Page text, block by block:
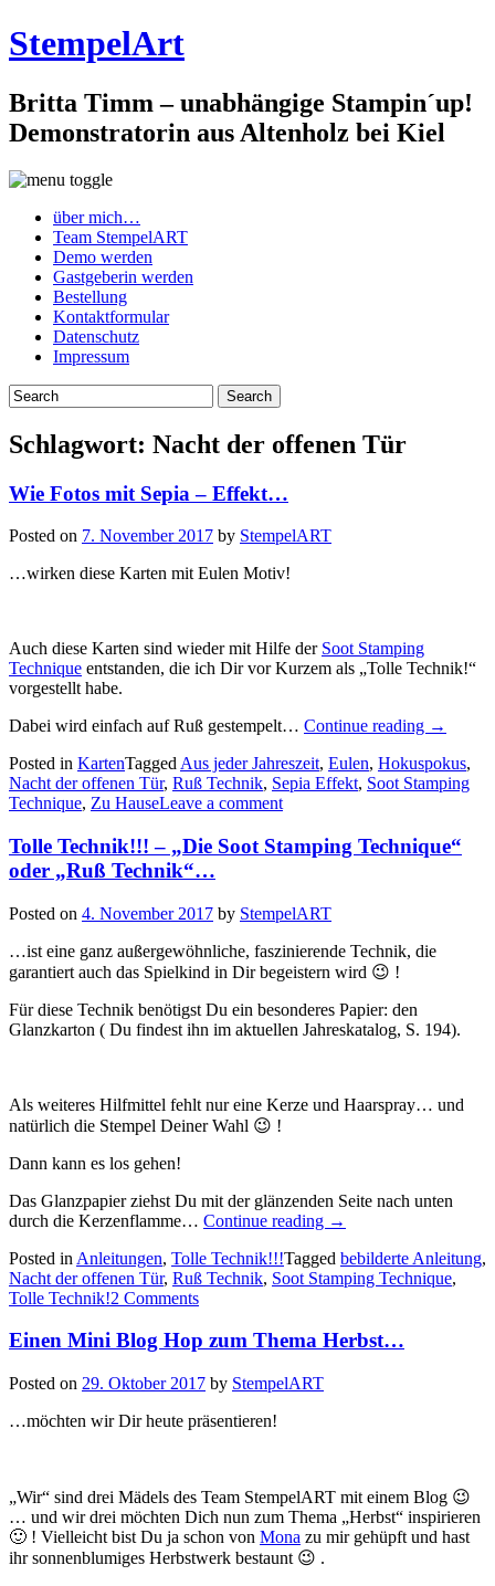
StempelArt
Britta Timm – unabhängige Stampin´up!
Demonstratorin aus Altenholz bei Kiel
über mich…
Team StempelART
Demo werden
Gastgeberin werden
Bestellung
Kontaktformular
Datenschutz
Impressum
Schlagwort: Nacht der offenen Tür
Wie Fotos mit Sepia – Effekt…
Posted on 7. November 2017 by StempelART
…wirken diese Karten mit Eulen Motiv!
Auch diese Karten sind wieder mit Hilfe der Soot Stamping
Technique entstanden, die ich Dir vor Kurzem als „Tolle Technik!“
vorgestellt habe.
Dabei wird einfach auf Ruß gestempelt… Continue reading „Wie
mit
Sepia
→
Posted in KartenTagged Aus jeder Jahreszeit, Eulen, Hokuspokus,
Nacht der offenen Tür, Ruß Technik, Sepia Effekt, Soot Stamping
Technique, Zu HauseLeave a comment
Tolle Technik!!! – „Die Soot Stamping Technique“
oder „Ruß Technik“…
Posted on 4. November 2017 by StempelART
…ist eine ganz außergewöhnliche, faszinierende Technik, die
garantiert auch das Spielkind in Dir begeistern wird 😉 !
Für diese Technik benötigst Du ein besonderes Papier: den
Glanzkarton ( Du findest ihn im aktuellen Jahreskatalog, S. 194).
Als weiteres Hilfmittel fehlt nur eine Kerze und Haarspray… und
natürlich die Stempel Deiner Wahl 😉 !
Dann kann es los gehen!
Das Glanzpapier ziehst Du mit der glänzenden Seite nach unten
durch die Kerzenflamme… Continue reading „Tolle
–
„Die
Technique“
→
Posted in Anleitungen, Tolle Technik!!!Tagged bebilderte Anleitung,
Nacht der offenen Tür, Ruß Technik, Soot Stamping Technique,
Tolle Technik!2 Comments
Einen Mini Blog Hop zum Thema Herbst…
Posted on 29. Oktober 2017 by StempelART
…möchten wir Dir heute präsentieren!
„Wir“ sind drei Mädels des Team StempelART mit einem Blog 😉
… und wir drei möchten Dich nun zum Thema „Herbst“ inspirieren
🙂 ! Vielleicht bist Du ja schon von Mona zu mir gehüpft und hast
ihr sonnenblumiges Herbstwerk bestaunt 😉 .